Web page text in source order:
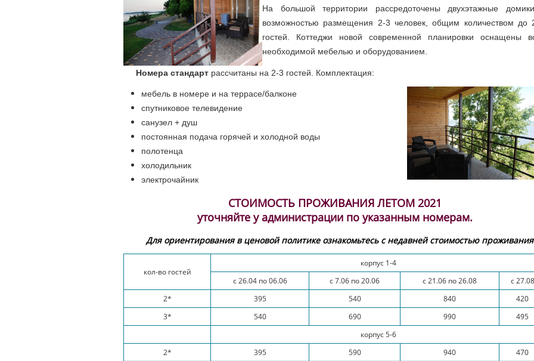
На большой территории рассредоточены двухэтажные
возможностью размещения 2-3 человек, общим количеством до
гостей. Коттеджи новой современной планировки оснащены
необходимой мебелью и оборудованием.
Номера стандарт рассчитаны на 2-3 гостей. Комплектация:
мебель в номере и на террасе/балконе
спутниковое телевидение
санузел + душ
постоянная подача горячей и холодной воды
полотенца
холодильник
электрочайник
СТОИМОСТЬ ПРОЖИВАНИЯ ЛЕТОМ 2021
уточняйте у администрации по указанным номерам.
Для ориентирования в ценовой политике ознакомьтесь с недавней стоимостью
кол-во гостей
корпус 1-4
с 26.04 по 06.06
с 7.06 по 20.06 с 21.06 по 26.08
с 27.08
2*
395 540 840
420
3*
540 690 990
495
корпус 5-6
2*
395 590 940
470